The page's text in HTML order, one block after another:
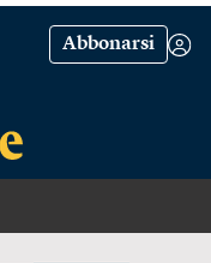
Abbonarsi